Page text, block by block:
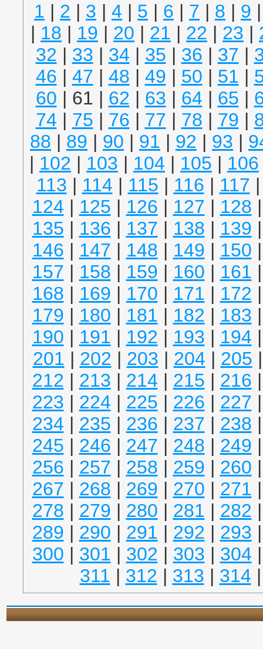
1 | 2 | 3 | 4 | 5 | 6 | 7 | 8 | 9
| 18 | 19 | 20 | 21 | 22 | 23 |
32 | 33 | 34 | 35 | 36 | 37 |
46 | 47 | 48 | 49 | 50 | 51 |
60 | 61 | 62 | 63 | 64 | 65 |
74 | 75 | 76 | 77 | 78 | 79 |
88 | 89 | 90 | 91 | 92 | 93 |
| 102 | 103 | 104 | 105 | 106
113 | 114 | 115 | 116 | 117
124 | 125 | 126 | 127 | 128
135 | 136 | 137 | 138 | 139
146 | 147 | 148 | 149 | 150
157 | 158 | 159 | 160 | 161
168 | 169 | 170 | 171 | 172
179 | 180 | 181 | 182 | 183
190 | 191 | 192 | 193 | 194
201 | 202 | 203 | 204 | 205
212 | 213 | 214 | 215 | 216
223 | 224 | 225 | 226 | 227
234 | 235 | 236 | 237 | 238
245 | 246 | 247 | 248 | 249
256 | 257 | 258 | 259 | 260
267 | 268 | 269 | 270 | 271
278 | 279 | 280 | 281 | 282
289 | 290 | 291 | 292 | 293
300 | 301 | 302 | 303 | 304
311 | 312 | 313 | 314